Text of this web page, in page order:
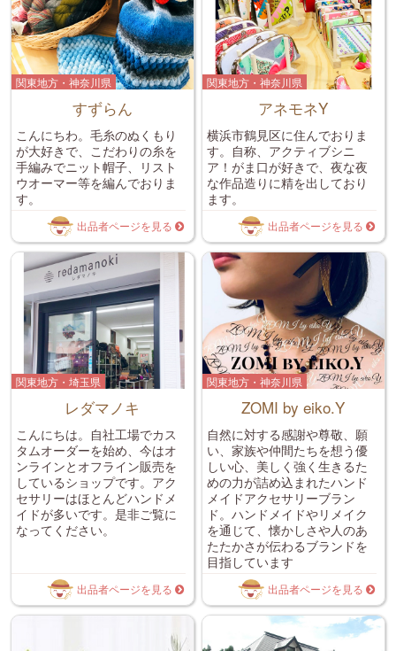
関東地方・神奈川県
すずらん
こんにちわ。毛糸のぬくもり
が大好きで、こだわりの糸を
手編みでニット帽子、リスト
ウオーマー等を編んでおりま
す。
出品者ページを見る
関東地方・神奈川県
アネモネY
横浜市鶴見区に住んでおりま
す。自称、アクティブシニ
ア！がま口が好きで、夜な夜
な作品造りに精を出しており
ます。
出品者ページを見る
関東地方・埼玉県
レダマノキ
こんにちは。自社工場でカス
タムオーダーを始め、今はオ
ンラインとオフライン販売を
しているショップです。アク
セサリーはほとんどハンドメ
イドが多いです。是非ご覧に
なってください。
出品者ページを見る
関東地方・神奈川県
ZOMI by eiko.Y
自然に対する感謝や尊敬、願
い、家族や仲間たちを想う優
しい心、美しく強く生きるた
めの力が詰め込まれたハンド
メイドアクセサリーブラン
ド。ハンドメイドやリメイク
を通じて、懐かしさや人のあ
たたかさが伝わるブランドを
目指しています
出品者ページを見る